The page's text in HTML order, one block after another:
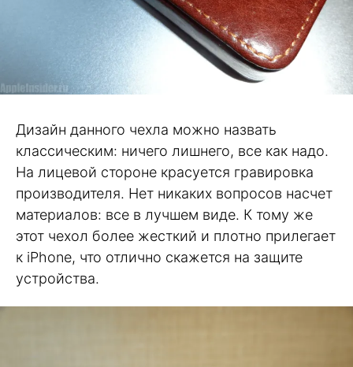
Дизайн данного чехла можно назвать
классическим: ничего лишнего, все как надо.
На лицевой стороне красуется гравировка
производителя. Нет никаких вопросов насчет
материалов: все в лучшем виде. К тому же
этот чехол более жесткий и плотно прилегает
к iPhone, что отлично скажется на защите
устройства.